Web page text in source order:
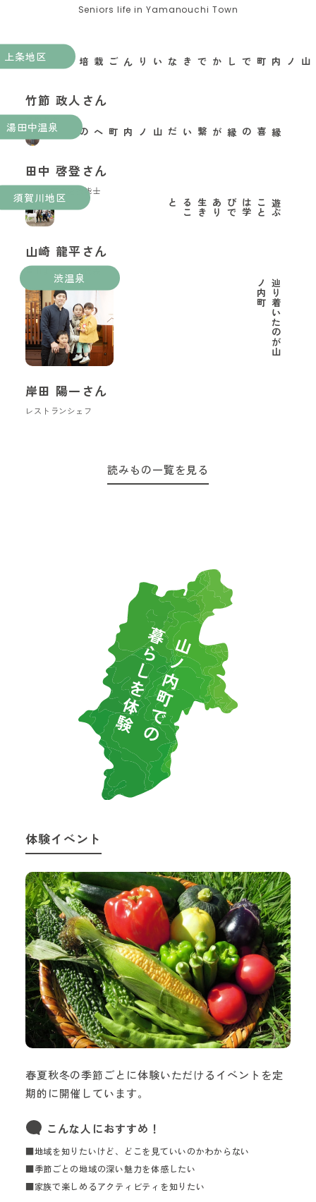
上条地区
山ノ内町でしかできないりんご栽培がある
竹節 政人さん
果樹農家
湯田中温泉
縁喜の縁が繋いだ山ノ内町への移住
田中 啓登さん
玉村本店酒造技能士
須賀川地区
遊
ぶ
こ
と
は
学
び
で
あ
り
生
き
る
こ
と
山崎 龍平さん
里山ようちえん代表
渋温泉
辿
り
着
い
た
の
が
山
ノ
内
町
岸田 陽一さん
レストランシェフ
読みもの一覧を見る
体験イベント
春夏秋冬の季節ごとに体験いただけるイベントを定
期的に開催しています。
こんな人におすすめ！
■地域を知りたいけど、どこを見ていいのかわからない
■季節ごとの地域の深い魅力を体感したい
■家族で楽しめるアクティビティを知りたい